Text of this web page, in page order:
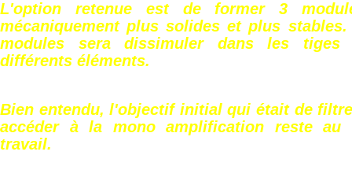
L'option retenue est de former 3
mécaniquement plus solides et plus
modules sera dissimuler dans les tiges
différents éléments.
Bien entendu, l'objectif initial qui était de
accéder à la mono amplification reste au
travail.